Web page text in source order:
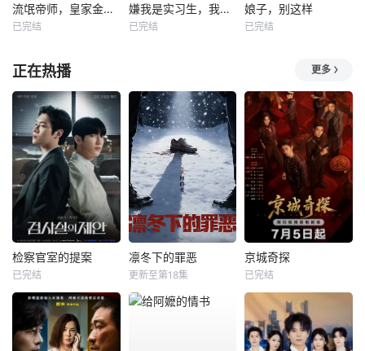
流氓帝师，皇家金牌县令
已完结
嫌我是实习生，我亮出老板身份
已完结
娘子，别这样
已完结
正在热播 更多
检察官室的提案
已完结
凛冬下的罪恶
更新至第18集
京城奇探
已完结